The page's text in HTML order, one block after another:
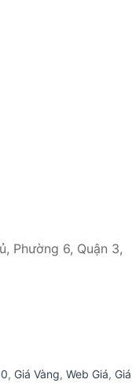
Phường 6, Quận 3,
, Giá Vàng, Web Giá, Giá